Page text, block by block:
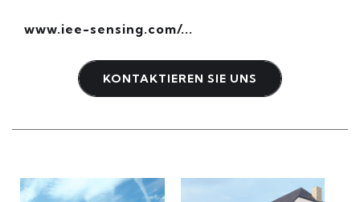
www.iee-sensing.com/...
KONTAKTIEREN SIE UNS